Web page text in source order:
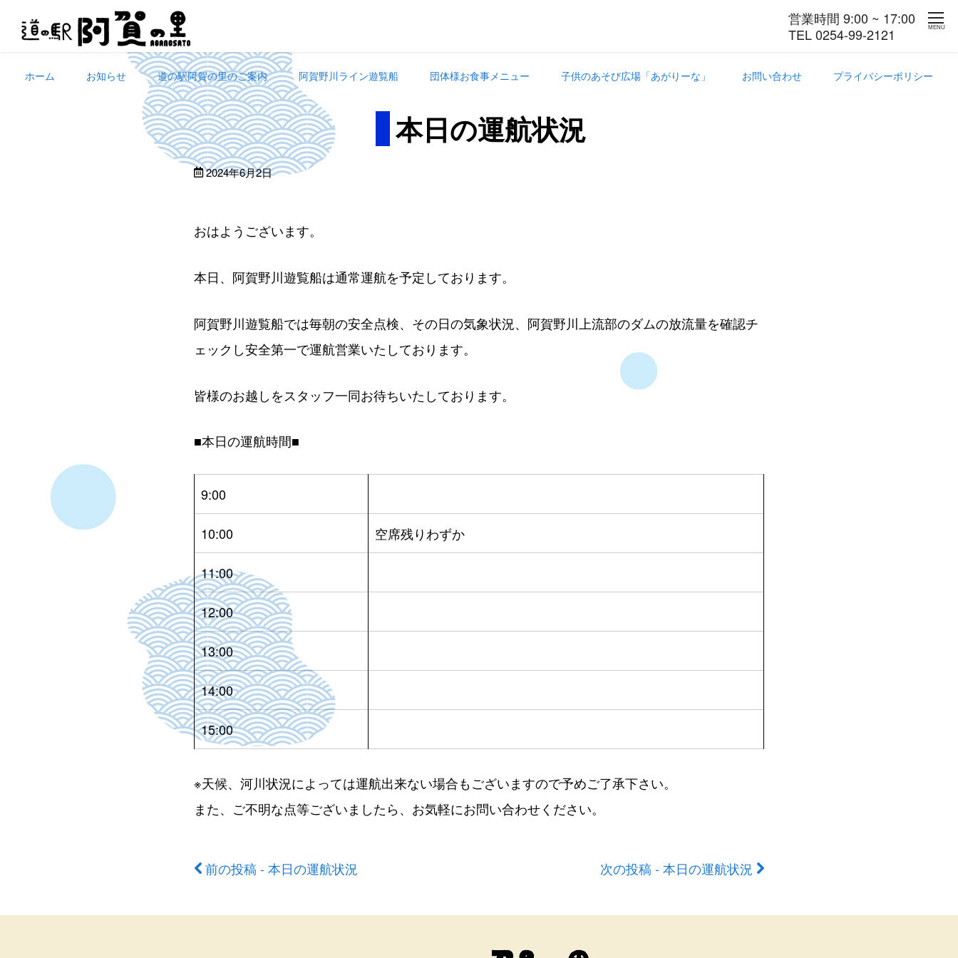
営業時間 9:00 ~ 17:00
TEL 0254-99-2121
MENU
ホーム お知らせ 道の駅阿賀の里のご案内 阿賀野川ライン遊覧船 団体様お食事メニュー 子供のあそび広場「あがりーな」 お問い合わせ プライバシーポリシー
本日の運航状況
2024年6月2日
おはようございます。
本日、阿賀野川遊覧船は通常運航を予定しております。
阿賀野川遊覧船では毎朝の安全点検、その日の気象状況、阿賀野川上流部のダムの放流量を確認チ
ェックし安全第一で運航営業いたしております。
皆様のお越しをスタッフ一同お待ちいたしております。
■本日の運航時間■
9:00
10:00 空席残りわずか
11:00
12:00
13:00
14:00
15:00
※天候、河川状況によっては運航出来ない場合もございますので予めご了承下さい。
また、ご不明な点等ございましたら、お気軽にお問い合わせください。
前
後
前の投稿 - 本日の運航状況 次の投稿 - 本日の運航状況